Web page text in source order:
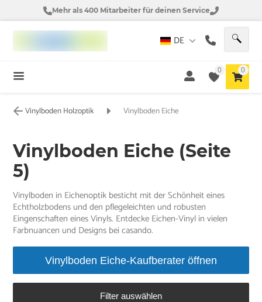
Mehr als 400 Mitarbeiter für deinen Service
DE
0 0
Vinylboden Holzoptik Vinylboden Eiche
Vinylboden Eiche (Seite
5)
Vinylboden in Eichenoptik besticht mit der Schönheit eines
Echtholzbodens und den pflegeleichten und robusten
Eingenschaften eines Vinyls. Entdecke Eichen-Vinyl in vielen
Farbnuancen und Designs bei casando.
Vinylboden Eiche-Kaufberater öffnen
Filter auswählen